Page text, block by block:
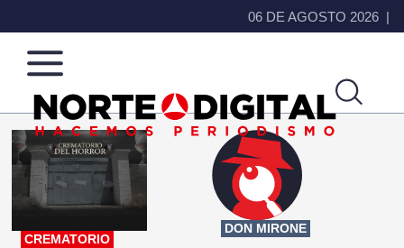
06 DE AGOSTO 2026
Norte
de
Ciudad
Más
que
noticias,
hacemos periodismo
CREMATORIO
DON MIRONE